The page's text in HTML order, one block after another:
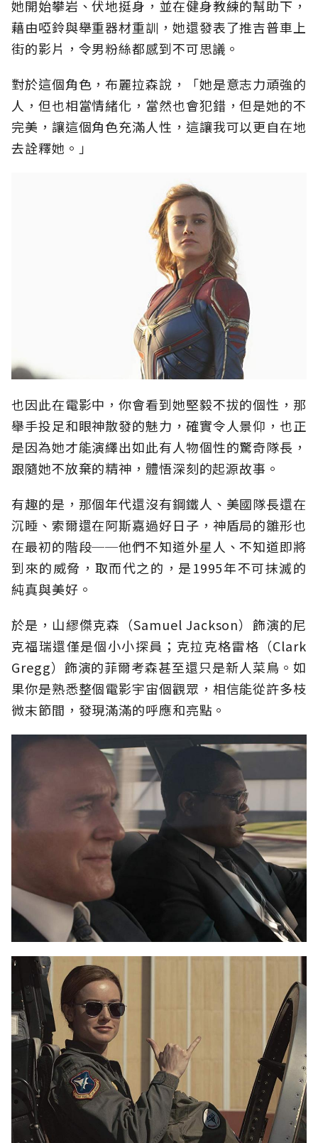
她開始攀岩、伏地挺身，並在健身教練的幫助下，
藉由啞鈴與舉重器材重訓，她還發表了推吉普車上
街的影片，令男粉絲都感到不可思議。
對於這個角色，布麗拉森說，「她是意志力頑強的
人，但也相當情緒化，當然也會犯錯，但是她的不
完美，讓這個角色充滿人性，這讓我可以更自在地
去詮釋她。」
也因此在電影中，你會看到她堅毅不拔的個性，那
舉手投足和眼神散發的魅力，確實令人景仰，也正
是因為她才能演繹出如此有人物個性的驚奇隊長，
跟隨她不放棄的精神，體悟深刻的起源故事。
有趣的是，那個年代還沒有鋼鐵人、美國隊長還在
沉睡、索爾還在阿斯嘉過好日子，神盾局的雛形也
在最初的階段──他們不知道外星人、不知道即將
到來的威脅，取而代之的，是1995年不可抹滅的
純真與美好。
於是，山繆傑克森（Samuel Jackson）飾演的尼
克福瑞還僅是個小小探員；克拉克格雷格（Clark
Gregg）飾演的菲爾考森甚至還只是新人菜鳥。如
果你是熟悉整個電影宇宙個觀眾，相信能從許多枝
微末節間，發現滿滿的呼應和亮點。